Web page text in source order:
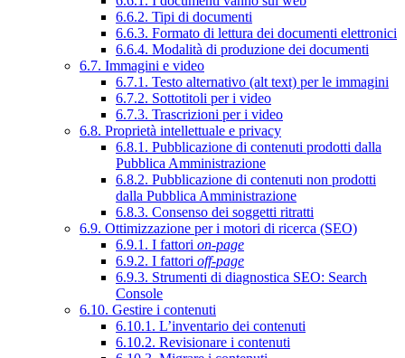
6.6.2. Tipi di documenti
6.6.3. Formato di lettura dei documenti elettronici
6.6.4. Modalità di produzione dei documenti
6.7. Immagini e video
6.7.1. Testo alternativo (alt text) per le immagini
6.7.2. Sottotitoli per i video
6.7.3. Trascrizioni per i video
6.8. Proprietà intellettuale e privacy
6.8.1. Pubblicazione di contenuti prodotti dalla
Pubblica Amministrazione
6.8.2. Pubblicazione di contenuti non prodotti
dalla Pubblica Amministrazione
6.8.3. Consenso dei soggetti ritratti
6.9. Ottimizzazione per i motori di ricerca (SEO)
6.9.1. I fattori on-page
6.9.2. I fattori off-page
6.9.3. Strumenti di diagnostica SEO: Search
Console
6.10. Gestire i contenuti
6.10.1. L’inventario dei contenuti
6.10.2. Revisionare i contenuti